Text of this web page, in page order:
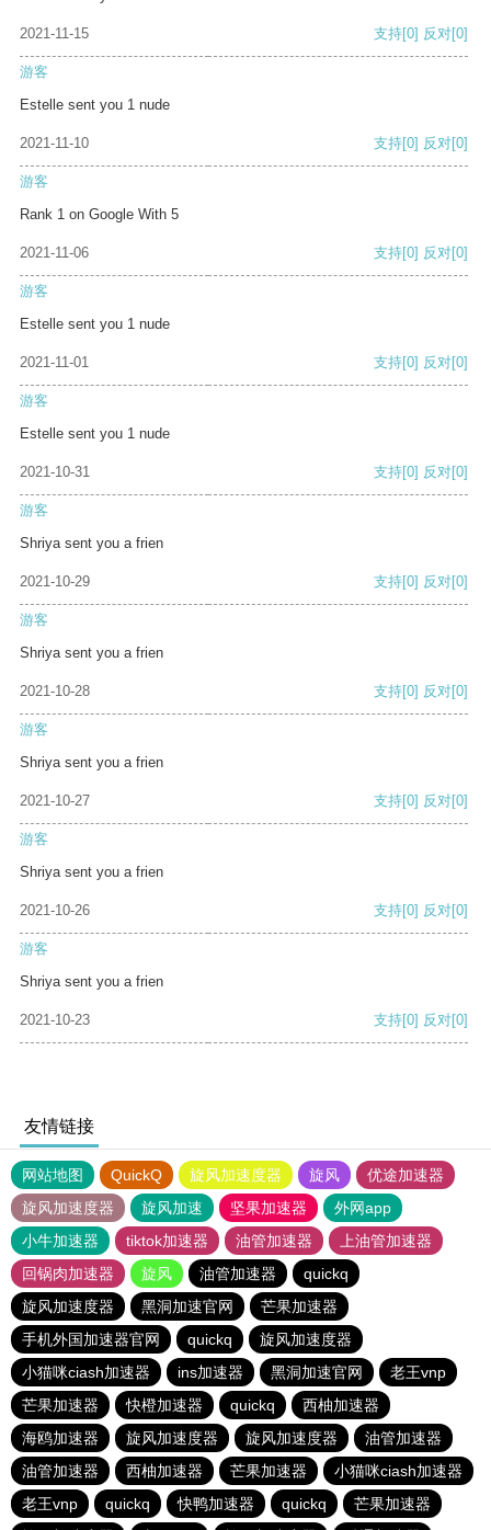
2021-11-15 支持[0] 反对[0]
游客
Estelle sent you 1 nude
2021-11-10 支持[0] 反对[0]
游客
Rank 1 on Google With 5
2021-11-06 支持[0] 反对[0]
游客
Estelle sent you 1 nude
2021-11-01 支持[0] 反对[0]
游客
Estelle sent you 1 nude
2021-10-31 支持[0] 反对[0]
游客
Shriya sent you a frien
2021-10-29 支持[0] 反对[0]
游客
Shriya sent you a frien
2021-10-28 支持[0] 反对[0]
游客
Shriya sent you a frien
2021-10-27 支持[0] 反对[0]
游客
Shriya sent you a frien
2021-10-26 支持[0] 反对[0]
游客
Shriya sent you a frien
2021-10-23 支持[0] 反对[0]
友情链接
网站地图 QuickQ 旋风加速度器 旋风
优途加速器
旋风加速度器
旋风加速 坚果加速器
外网app
小牛加速器
tiktok加速器 油管加速器
上油管加速器
回锅肉加速器
旋风 油管加速器
quickq
旋风加速度器
黑洞加速官网
芒果加速器
手机外国加速器官网
quickq
旋风加速度器
小猫咪ciash加速器
ins加速器 黑洞加速官网
老王vnp
芒果加速器
快橙加速器 quickq
西柚加速器
海鸥加速器
旋风加速度器 旋风加速度器
油管加速器
油管加速器
西柚加速器 芒果加速器
小猫咪ciash加速器
老王vnp
quickq 快鸭加速器 quickq
芒果加速器